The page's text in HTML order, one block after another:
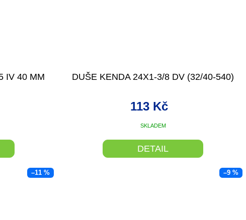
IV 40 MM
DUŠE KENDA 24X1-3/8 DV (32/40-540)
SKLADEM
113 Kč
DETAIL
–11 % –9 %